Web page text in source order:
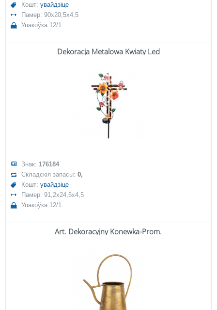
Кошт:увайдзіце
Памер: 90x20,5x4,5
Упакоўка 12/1
Dekoracja Metalowa Kwiaty Led
Знак: 176184
Складскія запасы:0,
Кошт:увайдзіце
Памер: 91,2x24,5x4,5
Упакоўка 12/1
Art. Dekoracyjny Konewka-Prom.